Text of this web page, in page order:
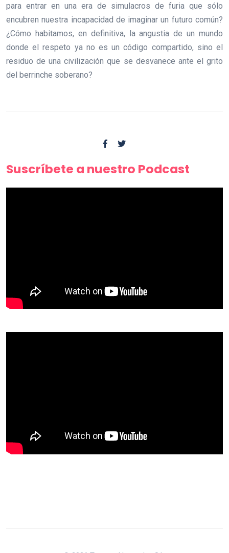
para entrar en una era de simulacros de furia que sólo
encubren nuestra incapacidad de imaginar un futuro común?
¿Cómo habitamos, en definitiva, la angustia de un mundo
donde el respeto ya no es un código compartido, sino el
residuo de una civilización que se desvanece ante el grito
del berrinche soberano?
Suscríbete a nuestro Podcast